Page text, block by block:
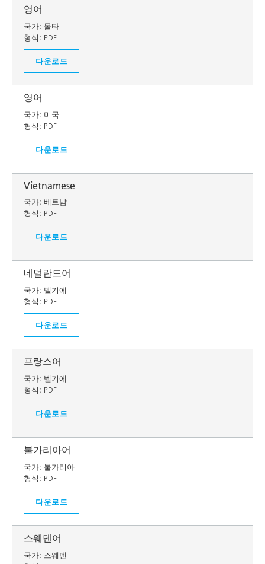
영어
국가: 몰타
형식: PDF
다운로드
영어
국가: 미국
형식: PDF
다운로드
Vietnamese
국가: 베트남
형식: PDF
다운로드
네덜란드어
국가: 벨기에
형식: PDF
다운로드
프랑스어
국가: 벨기에
형식: PDF
다운로드
불가리아어
국가: 불가리아
형식: PDF
다운로드
스웨덴어
국가: 스웨덴